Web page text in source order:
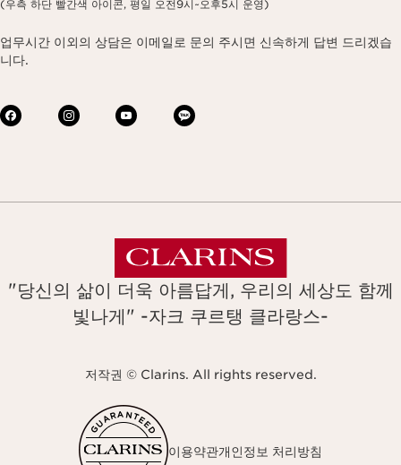
(우측 하단 빨간색 아이콘, 평일 오전9시~오후5시 운영)
업무시간 이외의 상담은 이메일로 문의 주시면 신속하게 답변 드리겠습
니다.
"당신의 삶이 더욱 아름답게, 우리의 세상도 함께
빛나게" -자크 쿠르탱 클라랑스-
저작권 © Clarins. All rights reserved.
이용약관개인정보 처리방침